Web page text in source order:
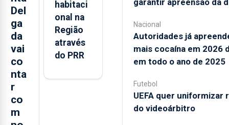
Del
ga
da
vai
co
nta
r
co
m
habitaci
onal na
Região
através
do PRR
garantir apreensão da
Nacional
Autoridades já
mais cocaína em 2026
em todo o ano de 2025
Futebol
UEFA quer uniformizar
do videoárbitro